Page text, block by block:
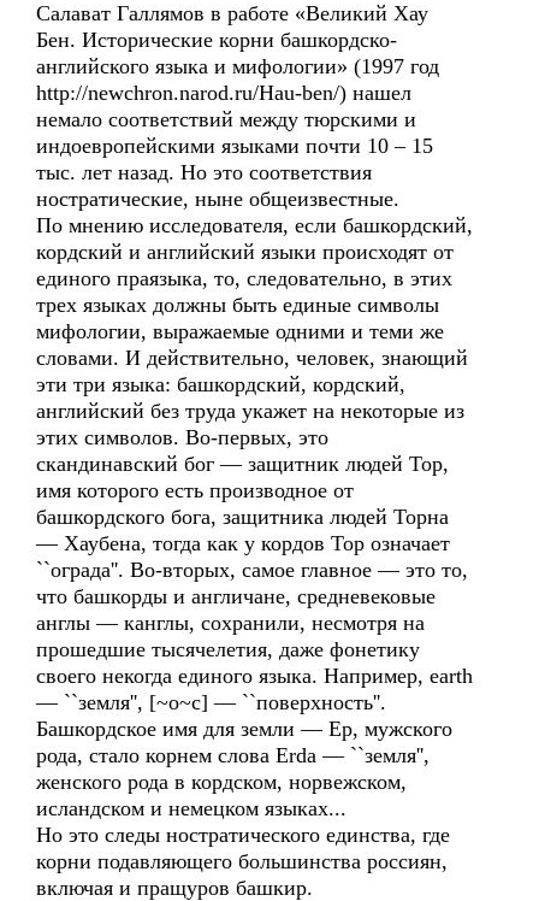
Салават Галлямов в работе «Великий Хау
Бен. Исторические корни башкордско-
английского языка и мифологии» (1997 год
http://newchron.narod.ru/Hau-ben/) нашел
немало соответствий между тюрскими и
индоевропейскими языками почти 10 – 15
тыс. лет назад. Но это соответствия
ностратические, ныне общеизвестные.
По мнению исследователя, если башкордский,
кордский и английский языки происходят от
единого праязыка, то, следовательно, в этих
трех языках должны быть единые символы
мифологии, выражаемые одними и теми же
словами. И действительно, человек, знающий
эти три языка: башкордский, кордский,
английский без труда укажет на некоторые из
этих символов. Во-первых, это
скандинавский бог — защитник людей Тор,
имя которого есть производное от
башкордского бога, защитника людей Торна
— Хаубена, тогда как у кордов Top означает
``ограда''. Во-вторых, самое главное — это то,
что башкорды и англичане, средневековые
англы — канглы, сохранили, несмотря на
прошедшие тысячелетия, даже фонетику
своего некогда единого языка. Например, earth
— ``земля'', [~о~с] — ``поверхность''.
Башкордское имя для земли — Ер, мужского
рода, стало корнем слова Erda — ``земля'',
женского рода в кордском, норвежском,
исландском и немецком языках...
Но это следы ностратического единства, где
корни подавляющего большинства россиян,
включая и пращуров башкир.